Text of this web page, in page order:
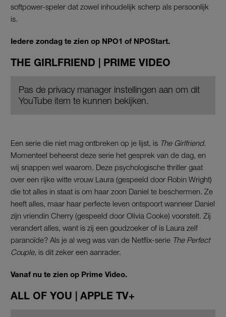
softpower-speler dat zowel inhoudelijk scherp als persoonlijk
is.
Iedere zondag te zien op NPO1 of NPOStart.
THE GIRLFRIEND | PRIME VIDEO
Pas de privacy manager instellingen aan om dit
YouTube item te kunnen bekijken.
Een serie die niet mag ontbreken op je lijst, is The Girlfriend.
Momenteel beheerst deze serie het gesprek van de dag, en
wij snappen wel waarom. Deze psychologische thriller gaat
over een rijke witte vrouw Laura (gespeeld door Robin Wright)
die tot alles in staat is om haar zoon Daniel te beschermen. Ze
heeft alles, maar haar perfecte leven ontspoort wanneer Daniel
zijn vriendin Cherry (gespeeld door Olivia Cooke) voorstelt. Zij
verandert alles, want is zij een goudzoeker of is Laura zelf
paranoïde? Als je al weg was van de Netflix-serie The Perfect
Couple, is dit zeker een aanrader.
Vanaf nu te zien op Prime Video.
ALL OF YOU | APPLE TV+